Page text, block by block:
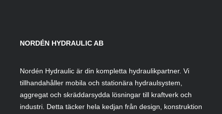
NORDÉN HYDRAULIC AB
Nordén Hydraulic är din kompletta hydraulikpartner. Vi
tillhandahåller mobila och stationära hydraulsystem,
aggregat och skräddarsydda lösningar till kraftverk och
industri. Detta täcker hela kedjan från design, konstruktion